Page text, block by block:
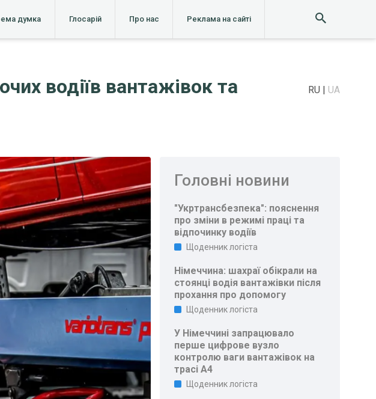
думка Глосарій Про нас Реклама на сайті
водіїв вантажівок та
RU UA
Головні новини
"Укртрансбезпека": пояснення
про зміни в режимі праці та
відпочинку водіїв
Щоденник логіста
Німеччина: шахраї обікрали на
стоянці водія вантажівки після
прохання про допомогу
Щоденник логіста
У Німеччині запрацювало
перше цифрове вузло
контролю ваги вантажівок на
трасі A4
Щоденник логіста